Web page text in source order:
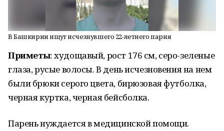
В Башкирии ищут исчезнувшего 22-летнего парня
Приметы: худощавый, рост 176 см, серо-зеленые
глаза, русые волосы. В день исчезновения на нем
были брюки серого цвета, бирюзовая футболка,
черная куртка, черная бейсболка.
Парень нуждается в медицинской помощи.